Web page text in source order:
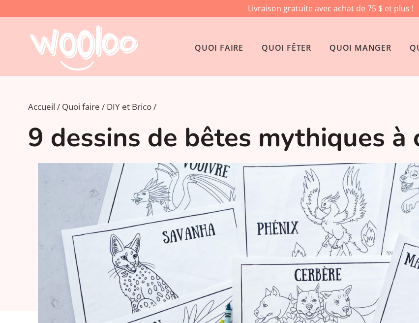
Livraison gratuite avec achat de 75 $ et plus !
QUOI FAIRE QUOI FÊTER QUOI MANGER
Accueil Quoi faire DIY et Brico
9 dessins de bêtes mythiques à